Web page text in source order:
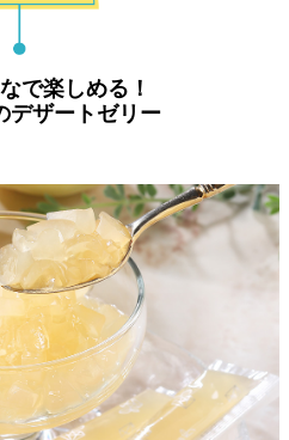
で楽しめる！
デザートゼリー